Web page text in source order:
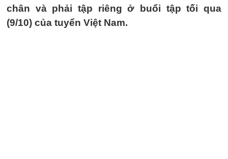
chân và phải tập riêng ở buổi tập tối qua
(9/10) của tuyển Việt Nam.